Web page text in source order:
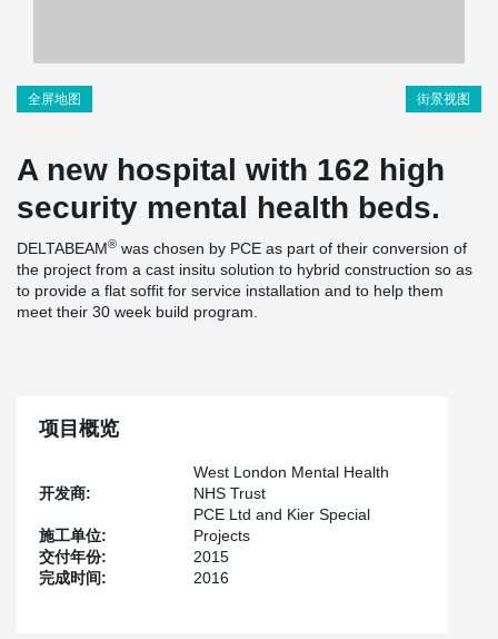
全屏地图 街景视图
A new hospital with 162 high
security mental health beds.
DELTABEAM® was chosen by PCE as part of their conversion of
the project from a cast insitu solution to hybrid construction so as
to provide a flat soffit for service installation and to help them
meet their 30 week build program.
项目概览
开发商:
West London Mental Health
NHS Trust
施工单位:
PCE Ltd and Kier Special
Projects
交付年份:
2015
完成时间:
2016